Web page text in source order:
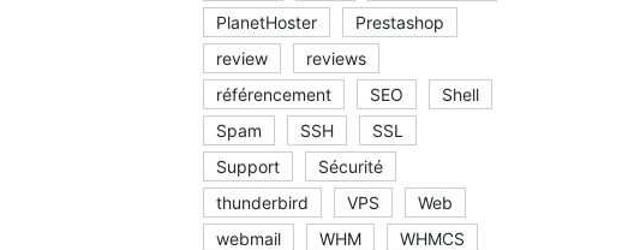
PlanetHoster
Prestashop
review
reviews
référencement
SEO
Shell
Spam
SSH
SSL
Support
Sécurité
thunderbird
VPS
Web
webmail
WHM
WHMCS